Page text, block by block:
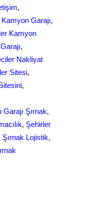
Garajı
Kamyon
Nakliyat
Sitesi
Şırnak
, Şehirler
Şırnak Lojistik